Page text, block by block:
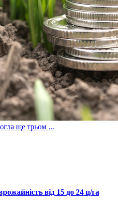
ще трьом ...
від 15 до 24 ц/га